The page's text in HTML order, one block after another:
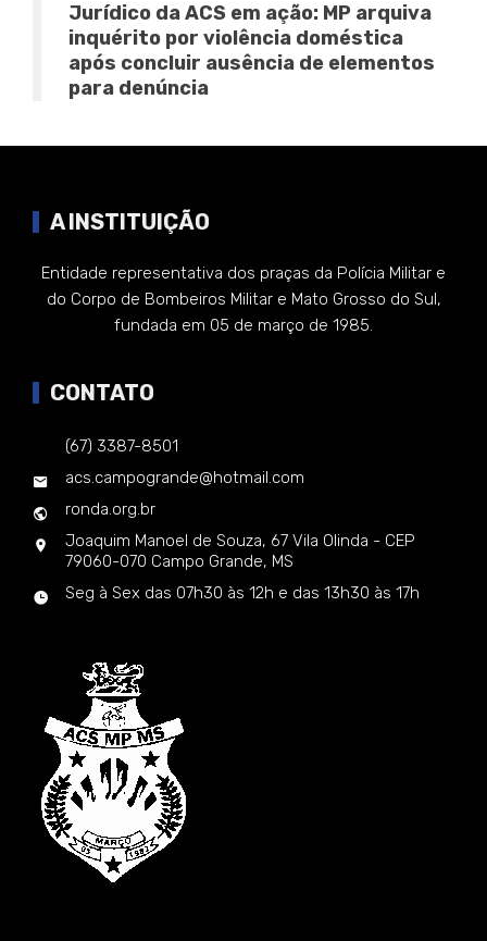
Jurídico da ACS em ação: MP arquiva
inquérito por violência doméstica
após concluir ausência de elementos
para denúncia
A INSTITUIÇÃO
Entidade representativa dos praças da Polícia Militar e
do Corpo de Bombeiros Militar e Mato Grosso do Sul,
fundada em 05 de março de 1985.
CONTATO
(67) 3387-8501
acs.campogrande@hotmail.com
ronda.org.br
Joaquim Manoel de Souza, 67 Vila Olinda - CEP
79060-070 Campo Grande, MS
Seg à Sex das 07h30 às 12h e das 13h30 às 17h